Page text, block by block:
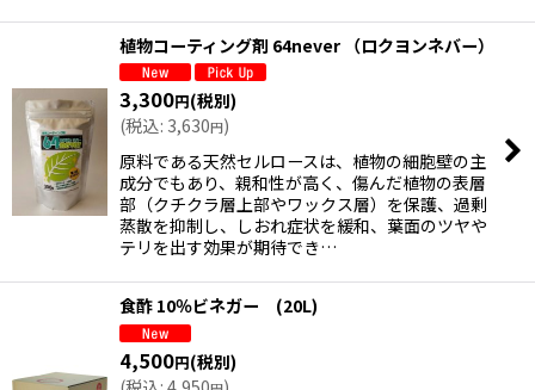
植物コーティング剤 64never （ロクヨンネバー）
3,300円(税別)
(税込: 3,630円)
原料である天然セルロースは、植物の細胞壁の主
成分でもあり、親和性が高く、傷んだ植物の表層
部（クチクラ層上部やワックス層）を保護、過剰
蒸散を抑制し、しおれ症状を緩和、葉面のツヤや
テリを出す効果が期待でき…
食酢 10％ビネガー (20L)
4,500円(税別)